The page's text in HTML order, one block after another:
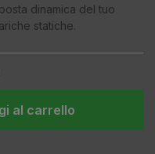
dinamica del tuo
statiche.
al carrello